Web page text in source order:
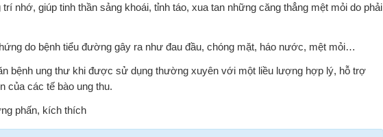
nhớ, giúp tinh thần sảng khoái, tỉnh táo, xua tan những căng thẳng mệt mỏi do phải
do bệnh tiểu đường gây ra như đau đầu, chóng mặt, háo nước, mệt mỏi…
bệnh ung thư khi được sử dụng thường xuyên với một liều lượng hợp lý, hỗ trợ
của các tế bào ung thu.
phấn, kích thích